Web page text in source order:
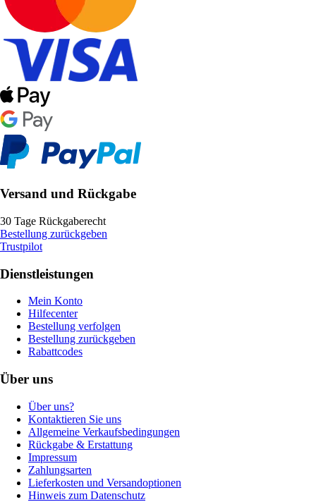
Versand und Rückgabe
30 Tage Rückgaberecht
Bestellung zurückgeben
Trustpilot
Dienstleistungen
Mein Konto
Hilfecenter
Bestellung verfolgen
Bestellung zurückgeben
Rabattcodes
Über uns
Über uns?
Kontaktieren Sie uns
Allgemeine Verkaufsbedingungen
Rückgabe & Erstattung
Impressum
Zahlungsarten
Lieferkosten und Versandoptionen
Hinweis zum Datenschutz